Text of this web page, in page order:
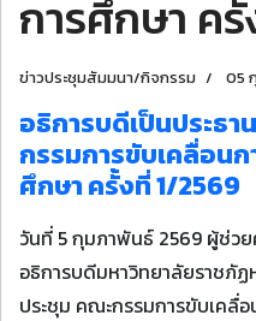
การศึกษา ค
ข่าวประชุมสัมมนา/กิจกรรม 05
อธิการบดีเป็นประธ
กรรมการขับเคลื่อน
ศึกษา ครั้งที่ 1/2569
วันที่ 5 กุมภาพันธ์ 2569 ผู้ช่ว
อธิการบดีมหาวิทยาลัยราชภัฏ
ประชุม คณะกรรมการขับเคลื่